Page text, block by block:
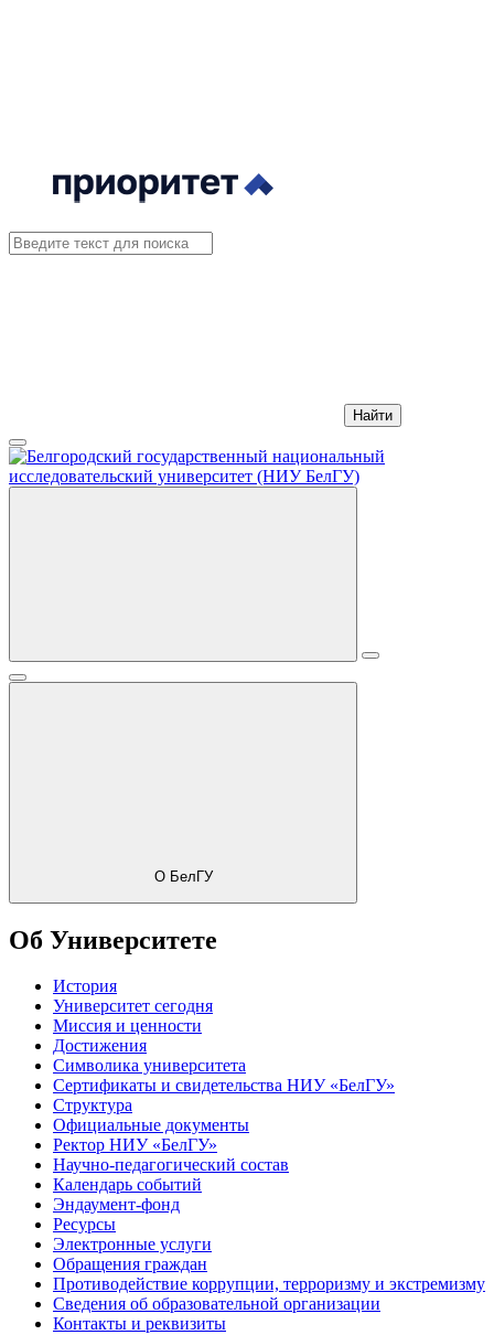
Найти
О БелГУ
Об Университете
История
Университет сегодня
Миссия и ценности
Достижения
Символика университета
Сертификаты и свидетельства НИУ «БелГУ»
Структура
Официальные документы
Ректор НИУ «БелГУ»
Научно-педагогический состав
Календарь событий
Эндаумент-фонд
Ресурсы
Электронные услуги
Обращения граждан
Противодействие коррупции, терроризму и экстремизму
Сведения об образовательной организации
Контакты и реквизиты